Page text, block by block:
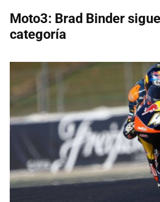
Moto3: Brad Binder
categoría